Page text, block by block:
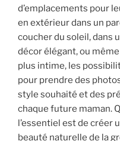
d’emplacements pour
en extérieur dans un
coucher du soleil, dans
décor élégant, ou
plus intime, les
pour prendre des
style souhaité et des
chaque future maman.
l’essentiel est de créer
beauté naturelle de la